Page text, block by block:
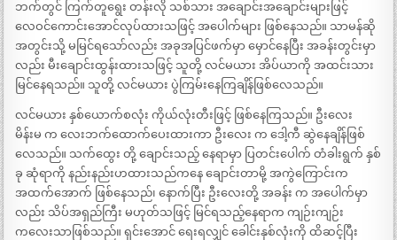
ဘက်တွင် ကြက်တူရွေး တန်းလို သစ်သား အချောင်းအချောင်းများဖြင့်
လေဝင်ကောင်းအောင်လုပ်ထားသဖြင့် အပေါက်များ ဖြစ်နေသည်။ သာမန်ဆို
အတွင်းသို့ မမြင်ရသော်လည်း အခုအပြင်ဖက်မှာ မှောင်နေပြီး အခန်းတွင်းမှာ
လည်း မီးချောင်းထွန်းထားသဖြင့် သူတို့ လင်မယား အိပ်ယာကို အထင်းသား
မြင်နေရသည်။ သူတို့ လင်မယား ပွဲကြမ်းနေကြချိန်ဖြစ်လေသည်။
လင်မယား နှစ်ယောက်စလုံး ကိုယ်လုံးတီးဖြင့် ဖြစ်နေကြသည်။ ဦးလေး
မိန်းမ က လေးဘက်ထောက်ပေးထားကာ ဦးလေး က ဒေါ့ကီ ဆွဲနေချိန်ဖြစ်
လေသည်။ သက်ထွေး တို့ ချောင်းသည့် နေရာမှာ ပြတင်းပေါက် တံခါးရွက် နှစ်
ခု ဆုံရာကို နည်းနည်းဟထားသည်ကနေ ချောင်းတာမို့ အကွဲကြောင်းက
အထက်အောက် ဖြစ်နေသည်၊ နောက်ပြီး ဦးလေးတို့ အခန်း က အပေါက်မှာ
လည်း သိပ်အရှည်ကြီး မဟုတ်သဖြင့် မြင်ရသည့်နေရာက ကျဉ်းကျဉ်း
ကလေးသာဖြစ်သည်။ ရှင်းအောင် ရေးရလျှင် ခေါင်းနှစ်လုံးကို ထိဆင့်ပြီး